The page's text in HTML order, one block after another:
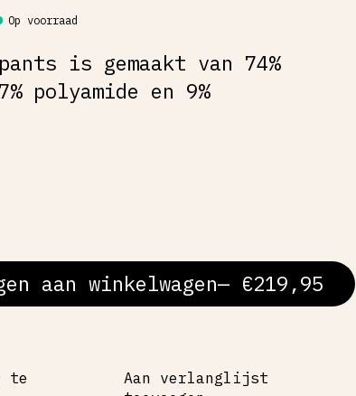
Op voorraad
is gemaakt van 74%
polyamide en 9%
aan winkelwagen
— €219,95
te
Aan verlanglijst